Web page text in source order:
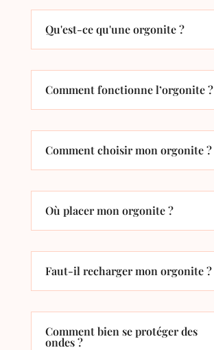
Qu'est-ce qu'une orgonite ?
Comment fonctionne l’orgonite ?
Comment choisir mon orgonite ?
Où placer mon orgonite ?
Faut-il recharger mon orgonite ?
Comment bien se protéger des
ondes ?